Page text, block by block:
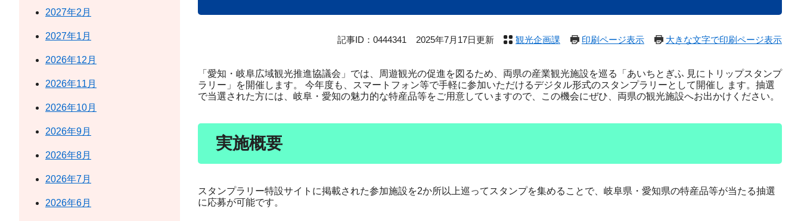
記事ID：0444341 2025年7月17日更新 観光企画課 印刷ページ表示 大きな文字で印刷ページ表示
「愛知・岐阜広域観光推進協議会」では、周遊観光の促進を図るため、両県の産業観光施設を巡る「あいちとぎふ 見にトリップスタンプ
ラリー」を開催します。 今年度も、スマートフォン等で手軽に参加いただけるデジタル形式のスタンプラリーとして開催し ます。抽選
で当選された方には、岐阜・愛知の魅力的な特産品等をご用意していますので、この機会にぜひ、両県の観光施設へお出かけください。
実施概要
スタンプラリー特設サイトに掲載された参加施設を2か所以上巡ってスタンプを集めることで、岐阜県・愛知県の特産品等が当たる抽選
に応募が可能です。
2027年2月
2027年1月
2026年12月
2026年11月
2026年10月
2026年9月
2026年8月
2026年7月
2026年6月